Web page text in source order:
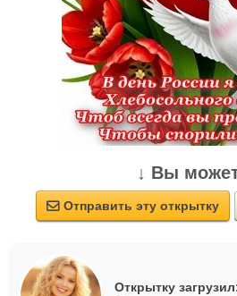
↓ Вы
 Отправить эту открытку
Открытку